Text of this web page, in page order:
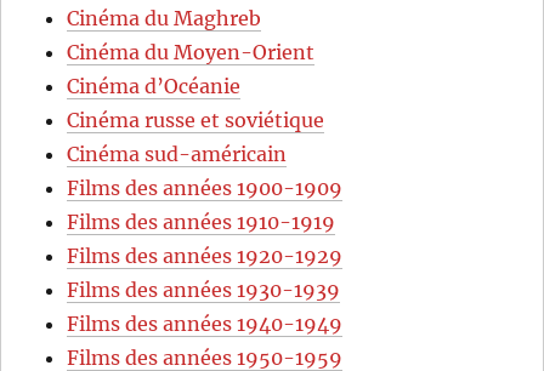
Cinéma du Maghreb
Cinéma du Moyen-Orient
Cinéma d’Océanie
Cinéma russe et soviétique
Cinéma sud-américain
Films des années 1900-1909
Films des années 1910-1919
Films des années 1920-1929
Films des années 1930-1939
Films des années 1940-1949
Films des années 1950-1959